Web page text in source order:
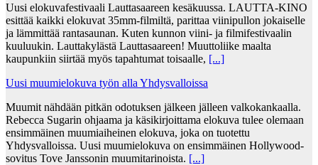
Uusi elokuvafestivaali Lauttasaareen kesäkuussa. LAUTTA-KINO
esittää kaikki elokuvat 35mm-filmiltä, parittaa viinipullon jokaiselle
ja lämmittää rantasaunan. Kuten kunnon viini- ja filmifestivaalin
kuuluukin. Lauttakylästä Lauttasaareen! Muuttoliike maalta
kaupunkiin siirtää myös tapahtumat toisaalle, [...]
Uusi muumielokuva työn alla Yhdysvalloissa
Muumit nähdään pitkän odotuksen jälkeen jälleen valkokankaalla.
Rebecca Sugarin ohjaama ja käsikirjoittama elokuva tulee olemaan
ensimmäinen muumiaiheinen elokuva, joka on tuotettu
Yhdysvalloissa. Uusi muumielokuva on ensimmäinen Hollywood-
sovitus Tove Janssonin muumitarinoista. [...]